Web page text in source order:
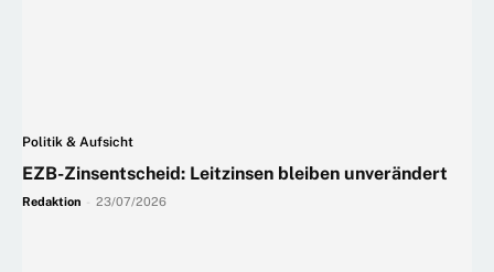
Politik & Aufsicht
EZB-Zinsentscheid: Leitzinsen bleiben unverändert
Redaktion 23/07/2026